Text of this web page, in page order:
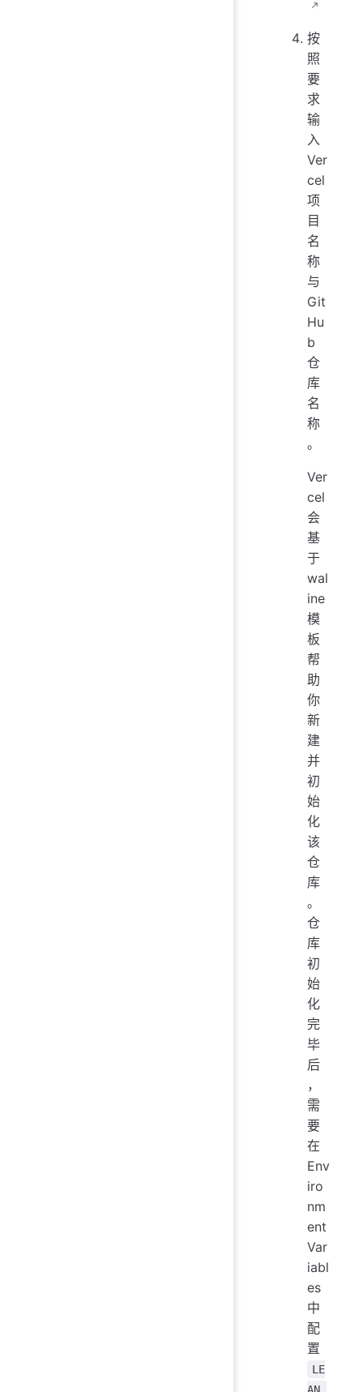
按
照
要
求
输
入
Ver
cel
项
目
名
称
与
Git
Hu
b
仓
库
名
称
。
Ver
cel
会
基
于
wal
ine
模
板
帮
助
你
新
建
并
初
始
化
该
仓
库
。
仓
库
初
始
化
完
毕
后
，
需
要
在
Env
iro
nm
ent
Var
iabl
es
中
配
置
LE